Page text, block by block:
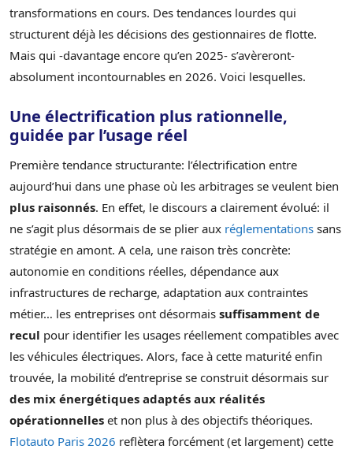
transformations en cours. Des tendances lourdes qui
structurent déjà les décisions des gestionnaires de flotte.
Mais qui -davantage encore qu’en 2025- s’avèreront-
absolument incontournables en 2026. Voici lesquelles.
Une électrification plus rationnelle,
guidée par l’usage réel
Première tendance structurante: l’électrification entre
aujourd’hui dans une phase où les arbitrages se veulent bien
plus raisonnés. En effet, le discours a clairement évolué: il
ne s’agit plus désormais de se plier aux réglementations sans
stratégie en amont. A cela, une raison très concrète:
autonomie en conditions réelles, dépendance aux
infrastructures de recharge, adaptation aux contraintes
métier… les entreprises ont désormais suffisamment de
recul pour identifier les usages réellement compatibles avec
les véhicules électriques. Alors, face à cette maturité enfin
trouvée, la mobilité d’entreprise se construit désormais sur
des mix énergétiques adaptés aux réalités
opérationnelles et non plus à des objectifs théoriques.
Flotauto Paris 2026 reflètera forcément (et largement) cette